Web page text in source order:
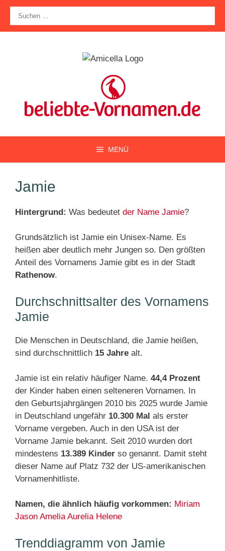
Zum
Inhalt
springen
nach:
MENÜ
Jamie
Hintergrund: Was bedeutet der Name Jamie?
Grundsätzlich ist Jamie ein Unisex-Name. Es
heißen aber deutlich mehr Jungen so. Den größten
Anteil des Vornamens Jamie gibt es in der Stadt
Rathenow.
Durchschnittsalter des Vornamens
Jamie
Die Menschen in Deutschland, die Jamie heißen,
sind durchschnittlich 15 Jahre alt.
Jamie ist ein relativ häufiger Name. 44,4 Prozent
der Kinder haben einen selteneren Vornamen. In
den Geburtsjahrgängen 2010 bis 2025 wurde Jamie
in Deutschland ungefähr 10.300 Mal als erster
Vorname vergeben. Auch in den USA ist der
Vorname Jamie bekannt. Seit 2010 wurden dort
mindestens 13.389 Kinder so genannt. Damit steht
dieser Name auf Platz 732 der US-amerikanischen
Vornamenhitliste.
Namen, die ähnlich häufig vorkommen: Miriam
Jason Amelia Aurelia Helene
Trenddiagramm von Jamie